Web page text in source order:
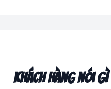
Khách hàng nói gì